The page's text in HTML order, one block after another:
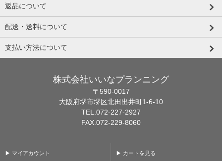
返品について
配送・送料について
支払い方法について
株式会社いいなプランニング
〒590-0017
大阪府堺市堺区北田出井町1-6-10
TEL.072-227-2927
FAX.072-229-8060
▶ マイアカウント ▶ カートを見る